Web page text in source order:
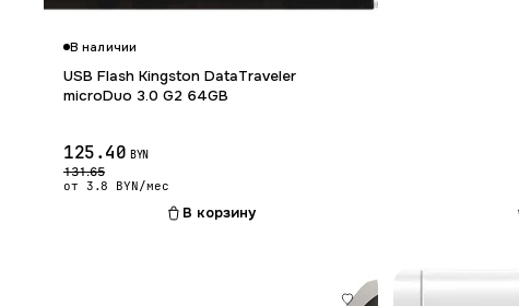
В наличии
USB Flash Kingston DataTraveler
microDuo 3.0 G2 64GB
125.40 BYN
131.65
от 3.8 BYN/мес
В корзину